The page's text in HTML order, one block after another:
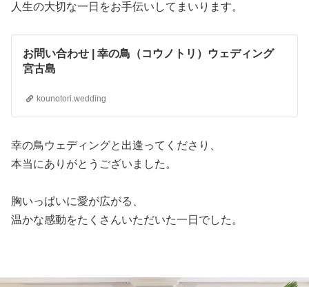
人生の大切な一日をお手伝いしてまいります。
お問い合わせ | 幸の鳥（コウノトリ）ウェディング
宮古島
kounotori.wedding
幸の鳥ウェディングと出逢ってくださり、
本当にありがとうございました。
胸いっぱいに愛が広がる、
温かな感動をたくさんいただいた一日でした。